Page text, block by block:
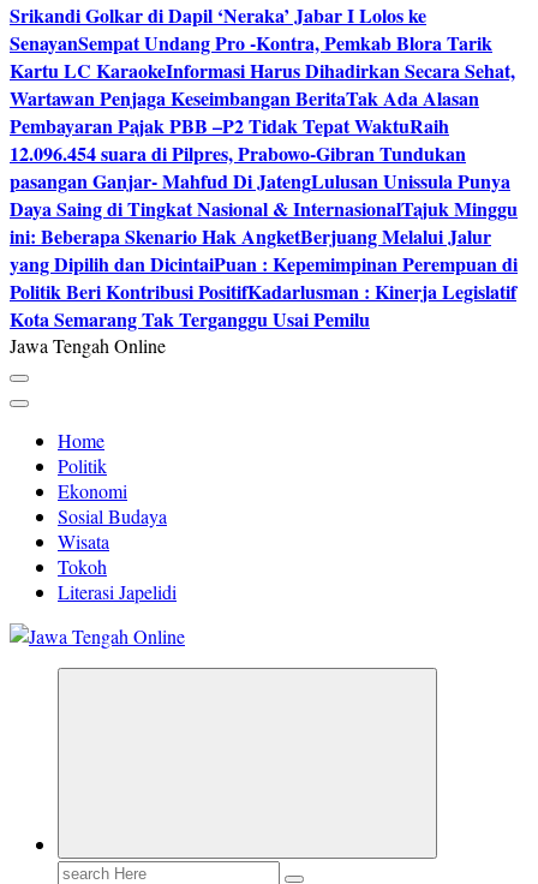
Srikandi Golkar di Dapil ‘Neraka’ Jabar I Lolos ke
SenayanSempat Undang Pro -Kontra, Pemkab Blora Tarik
Kartu LC KaraokeInformasi Harus Dihadirkan Secara Sehat,
Wartawan Penjaga Keseimbangan BeritaTak Ada Alasan
Pembayaran Pajak PBB –P2 Tidak Tepat WaktuRaih
12.096.454 suara di Pilpres, Prabowo-Gibran Tundukan
pasangan Ganjar- Mahfud Di JatengLulusan Unissula Punya
Daya Saing di Tingkat Nasional & InternasionalTajuk Minggu
ini: Beberapa Skenario Hak AngketBerjuang Melalui Jalur
yang Dipilih dan DicintaiPuan : Kepemimpinan Perempuan di
Politik Beri Kontribusi PositifKadarlusman : Kinerja Legislatif
Kota Semarang Tak Terganggu Usai Pemilu
Jawa Tengah Online
Home
Politik
Ekonomi
Sosial Budaya
Wisata
Tokoh
Literasi Japelidi
Search